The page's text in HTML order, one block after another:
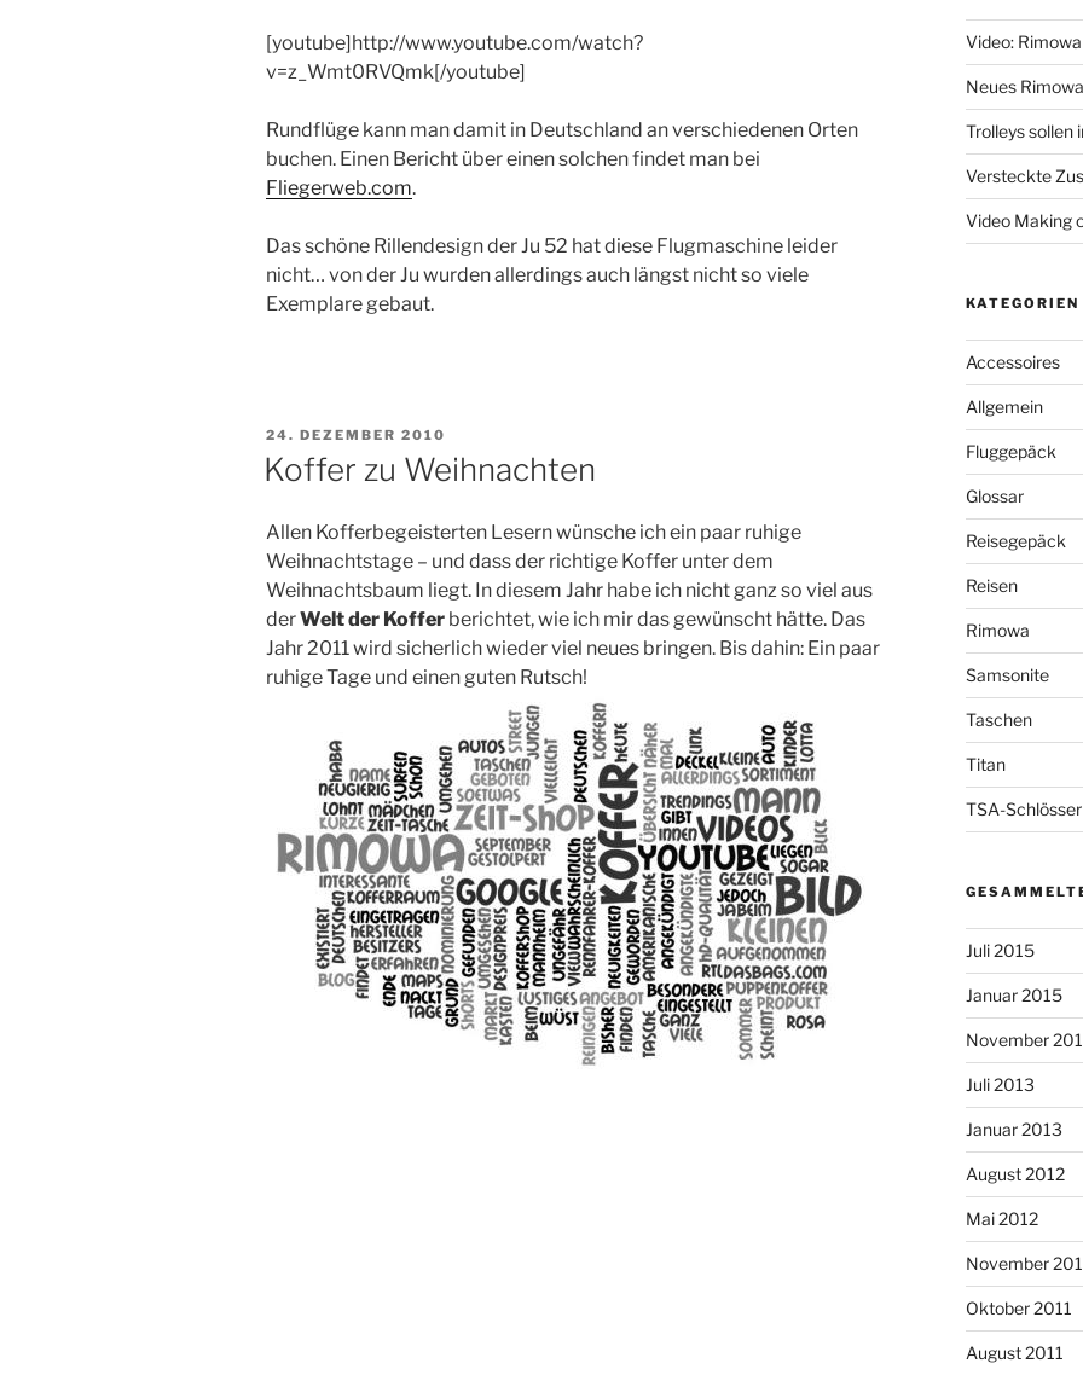
[youtube]http://www.youtube.com/watch?
v=z_Wmt0RVQmk[/youtube]
Rundflüge kann man damit in Deutschland an verschiedenen Orten
buchen. Einen Bericht über einen solchen findet man bei
Fliegerweb.com.
Das schöne Rillendesign der Ju 52 hat diese Flugmaschine leider
nicht… von der Ju wurden allerdings auch längst nicht so viele
Exemplare gebaut.
VERÖFFENTLICHT
24. DEZEMBER 2010
Koffer zu Weihnachten
Allen Kofferbegeisterten Lesern wünsche ich ein paar ruhige
Weihnachtstage – und dass der richtige Koffer unter dem
Weihnachtsbaum liegt. In diesem Jahr habe ich nicht ganz so viel aus
derWelt der Koffer berichtet, wie ich mir das gewünscht hätte. Das
Jahr 2011 wird sicherlich wieder viel neues bringen. Bis dahin: Ein paar
ruhige Tage und einen guten Rutsch!
Video:
Neues
Trolleys sollen
Versteckte
Video Making
KATEGORIEN
Accessoires
Allgemein
Fluggepäck
Glossar
Reisegepäck
Reisen
Rimowa
Samsonite
Taschen
Titan
TSA-Schlösser
Juli 2015
Januar 2015
November
Juli 2013
Januar 2013
August 2012
Mai 2012
November
Oktober 2011
August 2011